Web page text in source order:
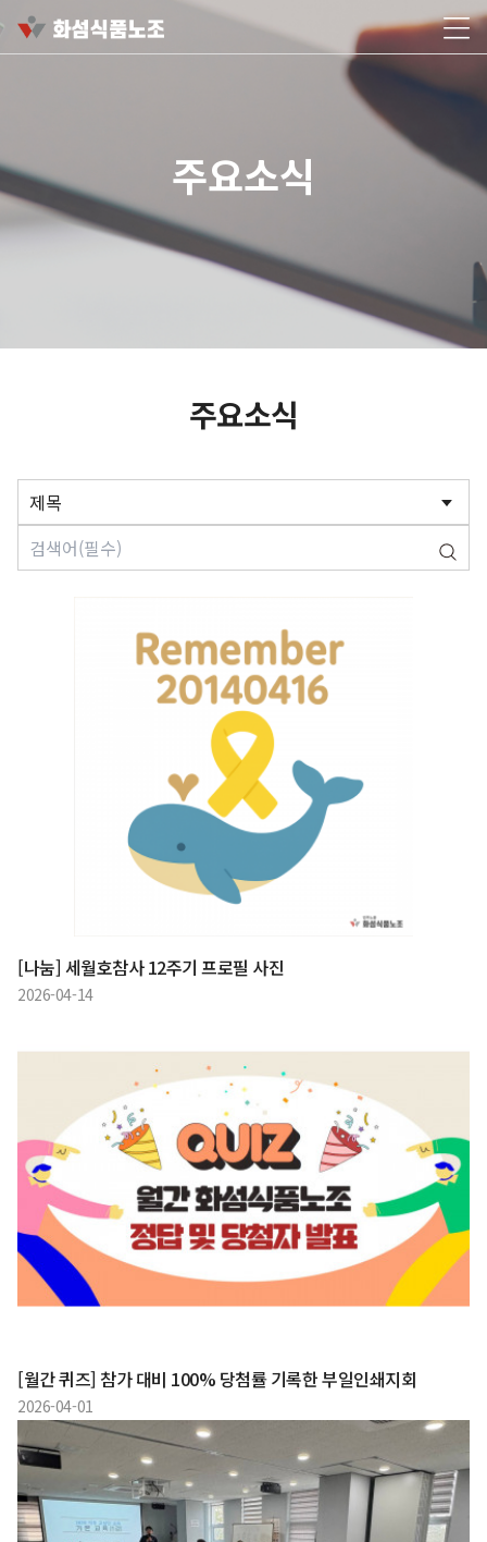
주요소식
주요소식
[나눔] 세월호참사 12주기 프로필 사진
2026-04-14
[월간 퀴즈] 참가 대비 100% 당첨률 기록한 부일인쇄지회
2026-04-01